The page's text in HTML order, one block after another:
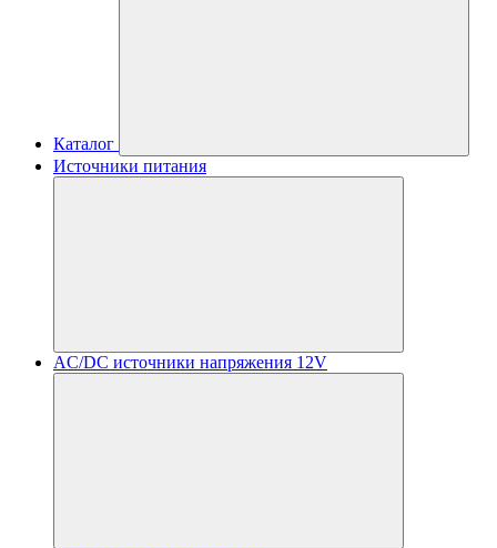
Каталог
Источники питания
AC/DC источники напряжения 12V